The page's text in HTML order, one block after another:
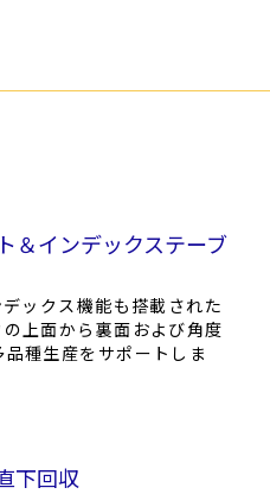
＆インデックステーブ
ックス機能も搭載された
上面から裏面および角度
種生産をサポートしま
下回収